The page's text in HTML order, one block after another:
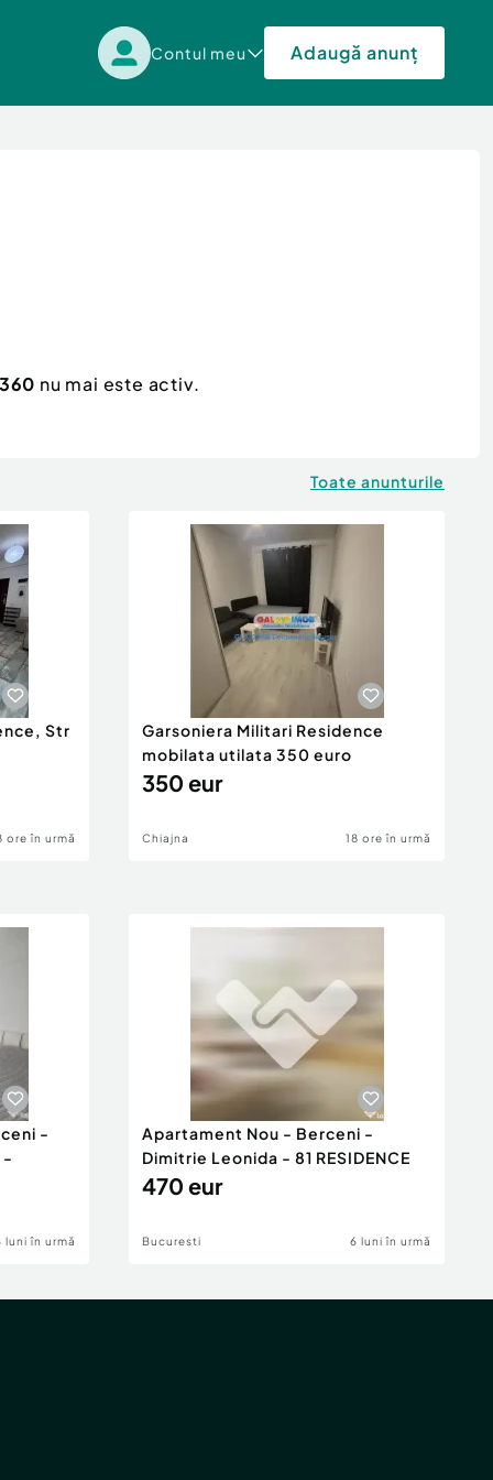
Contul meu Adaugă anunț
nu mai este activ.
Toate anunturile
Str
ore în urmă
Garsoniera Militari Residence
mobilata utilata 350 euro
350 eur
Chiajna 18 ore în urmă
-
-
luni în urmă
Apartament Nou - Berceni -
Dimitrie Leonida - 81 RESIDENCE
470 eur
Bucuresti 6 luni în urmă